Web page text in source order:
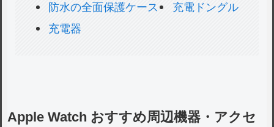
防水の全面保護ケース
充電ドングル
充電器
Apple Watch おすすめ周辺機器・アクセ